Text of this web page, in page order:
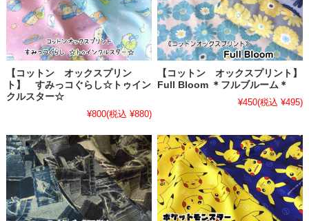
【コットン オックスプリン
ト】 すみっコぐらし☆トゥイン
クルスター☆
¥800(税込 ¥880)
【コットン オックスプリント】
Full Bloom ＊フルブルーム＊
¥450(税込 ¥495)